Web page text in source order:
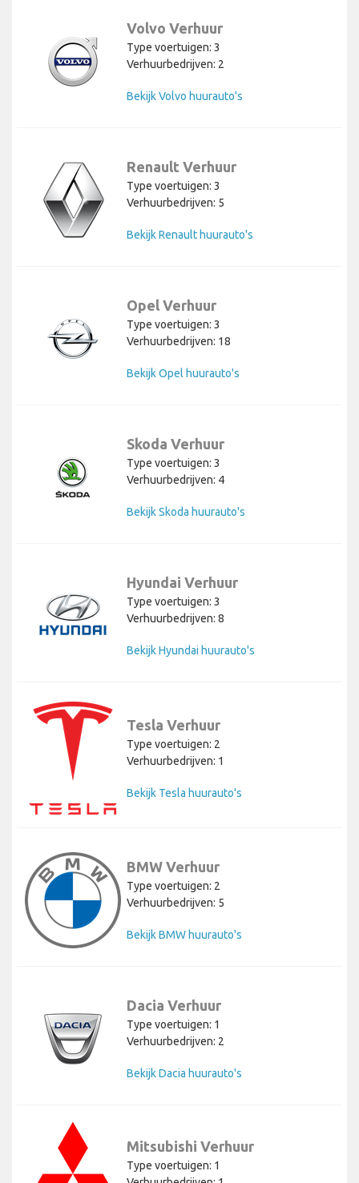
Volvo Verhuur
Type voertuigen: 3
Verhuurbedrijven: 2
Bekijk Volvo huurauto's
Renault Verhuur
Type voertuigen: 3
Verhuurbedrijven: 5
Bekijk Renault huurauto's
Opel Verhuur
Type voertuigen: 3
Verhuurbedrijven: 18
Bekijk Opel huurauto's
Skoda Verhuur
Type voertuigen: 3
Verhuurbedrijven: 4
Bekijk Skoda huurauto's
Hyundai Verhuur
Type voertuigen: 3
Verhuurbedrijven: 8
Bekijk Hyundai huurauto's
Tesla Verhuur
Type voertuigen: 2
Verhuurbedrijven: 1
Bekijk Tesla huurauto's
BMW Verhuur
Type voertuigen: 2
Verhuurbedrijven: 5
Bekijk BMW huurauto's
Dacia Verhuur
Type voertuigen: 1
Verhuurbedrijven: 2
Bekijk Dacia huurauto's
Mitsubishi Verhuur
Type voertuigen: 1